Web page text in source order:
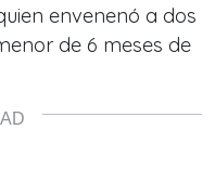
envenenó a dos
de 6 meses de